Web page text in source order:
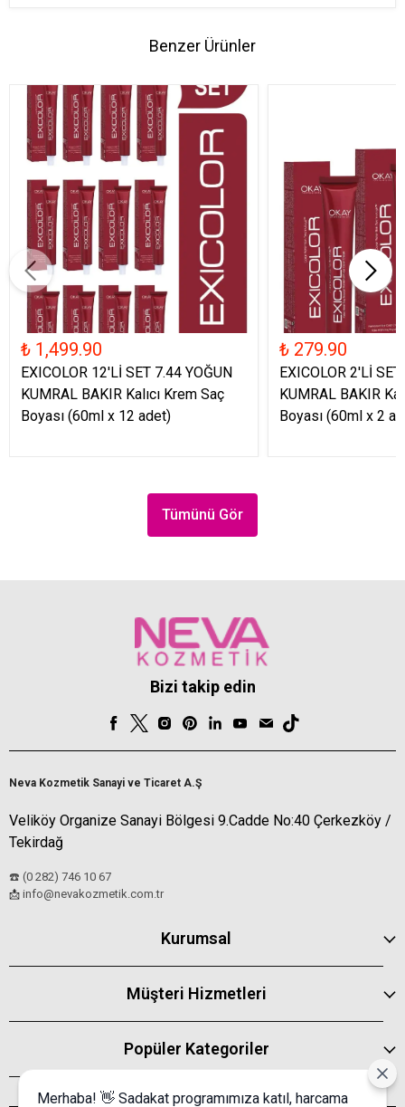
Benzer Ürünler
₺ 1,499.90
EXICOLOR 12'Lİ SET 7.44 YOĞUN
KUMRAL BAKIR Kalıcı Krem Saç
Boyası (60ml x 12 adet)
₺ 279.90
EXICOLOR 2'Lİ
KUMRAL BAKIR
Boyası (60ml x 2
Tümünü Gör
Bizi takip edin
Neva Kozmetik Sanayi ve Ticaret A.Ş
Veliköy Organize Sanayi Bölgesi 9.Cadde No:40 Çerkezköy /
Tekirdağ
☎️ (0 282) 746 10 67
📩 info@nevakozmetik.com.tr
Kurumsal
Müşteri Hizmetleri
Popüler Kategoriler
Merhaba! 👋 Sadakat programımıza katıl, harcama